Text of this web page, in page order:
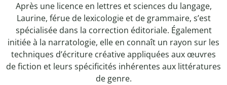
Après une licence en lettres et sciences du langage,
Laurine, férue de lexicologie et de grammaire, s’est
spécialisée dans la correction éditoriale. Également
initiée à la narratologie, elle en connaît un rayon sur les
techniques d’écriture créative appliquées aux œuvres
de fiction et leurs spécificités inhérentes aux littératures
de genre.